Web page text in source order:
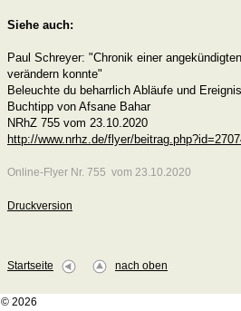
Siehe auch:
Paul Schreyer: "Chronik einer
verändern konnte"
Beleuchte du beharrlich Abläufe und
Buchtipp von Afsane Bahar
NRhZ 755 vom 23.10.2020
http://www.nrhz.de/flyer/
Online-Flyer Nr. 755 vom 23.10.2020
Druckversion
Startseite nach oben
© 2026